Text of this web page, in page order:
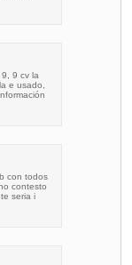
9 cv la
e usado,
con todos
contesto
seria i